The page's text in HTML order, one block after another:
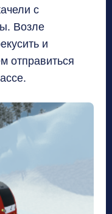
с
. Возле
и
отправиться
.